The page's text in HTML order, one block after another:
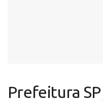
Prefeitura